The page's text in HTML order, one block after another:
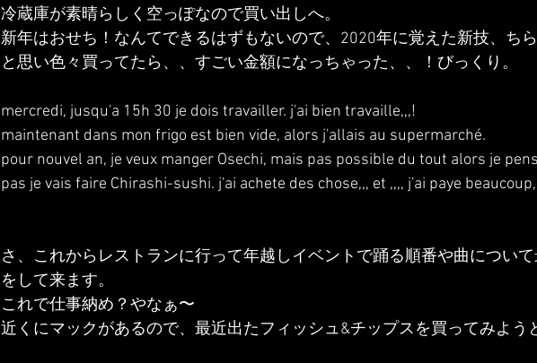
冷蔵庫が素晴らしく空っぽなので買い出しへ。
新年はおせち！なんてできるはずもないので、2020年に覚えた新技、ち
と思い色々買ってたら、、すごい金額になっちゃった、、！びっくり。
mercredi, jusqu'a 15h 30 je dois travailler. j'ai bien travaille,,,!
maintenant dans mon frigo est bien vide, alors j'allais au supermarché.
pour nouvel an, je veux manger Osechi, mais pas possible du tout alors je
pas je vais faire Chirashi-sushi. j'ai achete des chose,,, et ,,,, j'ai paye
さ、これからレストランに行って年越しイベントで踊る順番や曲につい
をして来ます。
これで仕事納め？やなぁ〜
近くにマックがあるので、最近出たフィッシュ&チップスを買ってみよう